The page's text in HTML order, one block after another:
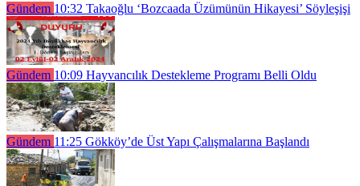
Gündem 10:32 Takaoğlu ‘Bozcaada Üzümünün Hikayesi’ Söyleşişi
Gündem 10:09 Hayvancılık Destekleme Programı Belli Oldu
Gündem 11:25 Gökköy’de Üst Yapı Çalışmalarına Başlandı